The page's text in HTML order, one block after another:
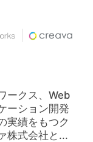
ークス、Web
ーション開発
実績をもつク
株式会社と...